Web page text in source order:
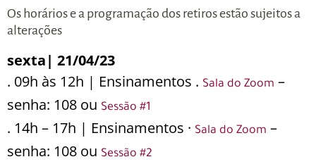
Os horários e a programação dos retiros estão sujeitos a
alterações
sexta| 21/04/23
. 09h às 12h | Ensinamentos . Sala do Zoom –
senha: 108 ou Sessão #1
. 14h – 17h | Ensinamentos · Sala do Zoom –
senha: 108 ou Sessão #2